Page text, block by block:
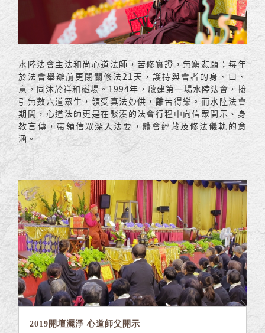
水陸法會主法和尚心道法師，苦修實證，無窮悲願；每年
於法會舉辦前更閉關修法21天，護持與會者的身、口、
意，同沐於祥和磁場。1994年，啟建第一場水陸法會，接
引無數六道眾生，領受真法妙供，離苦得樂。而水陸法會
期間，心道法師更是在緊湊的法會行程中向信眾開示、身
教言傳，帶領信眾深入法要，體會經藏及修法儀軌的意
涵。
2019開壇灑淨 心道師父開示